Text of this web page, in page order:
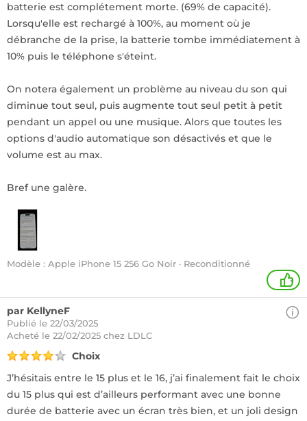
batterie est complétement morte. (69% de capacité).
Lorsqu'elle est rechargé à 100%, au moment où je
débranche de la prise, la batterie tombe immédiatement à
10% puis le téléphone s'éteint.
On notera également un problème au niveau du son qui
diminue tout seul, puis augmente tout seul petit à petit
pendant un appel ou une musique. Alors que toutes les
options d'audio automatique son désactivés et que le
volume est au max.
Bref une galère.
Modèle : Apple iPhone 15 256 Go Noir · Reconditionné
+
par KellyneF
Publié le 22/03/2025
Acheté le 22/02/2025 chez LDLC
Choix
J’hésitais entre le 15 plus et le 16, j’ai finalement fait le choix
du 15 plus qui est d’ailleurs performant avec une bonne
durée de batterie avec un écran très bien, et un joli design